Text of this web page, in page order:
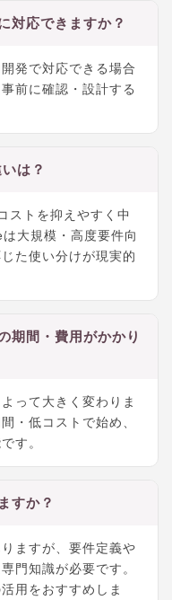
対応できますか？
発で対応できる場合
前に確認・設計する
は？
ストを抑えやすく中
大規模・高度要件向
た使い分けが現実的
期間・費用がかかり
って大きく変わりま
・低コストで始め、
す。
すか？
ますが、要件定義や
門知識が必要です。
用をおすすめしま